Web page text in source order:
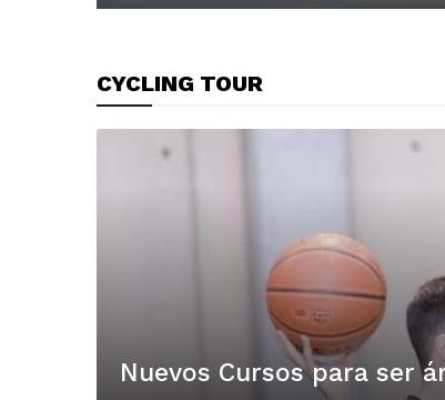
CYCLING TOUR
Nuevos Cursos para ser